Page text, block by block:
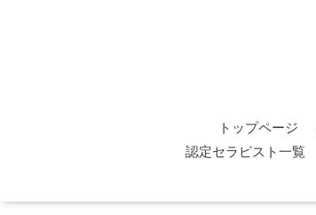
トップページ
認定セラピスト一覧